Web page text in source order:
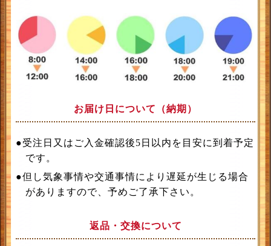
お届け日について（納期）
●受注日又はご入金確認後5日以内を目安に到着予定
です。
●但し気象事情や交通事情により遅延が生じる場合
がありますので、予めご了承下さい。
返品・交換について